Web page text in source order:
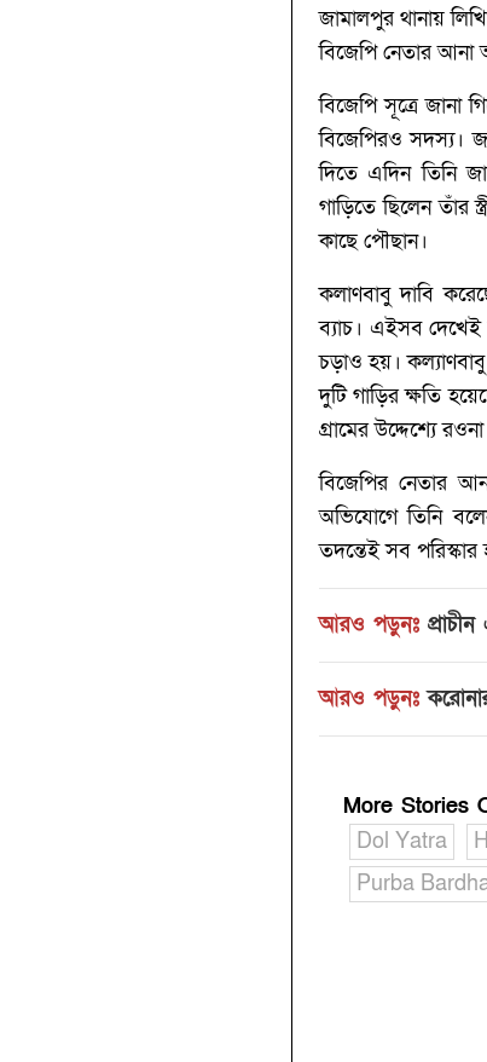
জামালপুর থানায়
বিজেপি নেতার আনা
বিজেপি সূত্রে জানা
বিজেপিরও সদস্য।
দিতে এদিন তিনি
গাড়িতে ছিলেন তাঁর
কাছে পৌছান।
কলাণবাবু দাবি
ব্যাচ। এইসব দেখেই
চড়াও হয়। কল্যাণবাবু
দুটি গাড়ির ক্ষতি
গ্রামের উদ্দেশ্যে
বিজেপির নেতার
অভিযোগে তিনি
তদন্তেই সব পরিস্কার
আরও পড়ুনঃ
আরও পড়ুনঃ
More Stories
Dol Yatra
Purba